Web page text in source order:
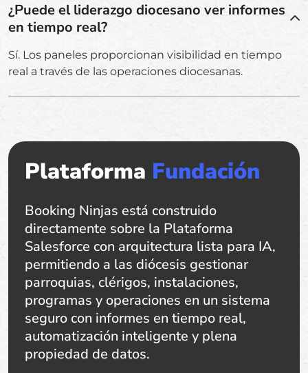
¿Puede el liderazgo diocesano ver informes
en tiempo real?
Sí. Los paneles proporcionan visibilidad en tiempo
real a través de las operaciones diocesanas.
Plataforma Fundación
Booking Ninjas está construido
directamente sobre la Plataforma
Salesforce con arquitectura lista para IA,
permitiendo a las diócesis gestionar
parroquias, clérigos, instalaciones,
programas y operaciones en un sistema
seguro con informes en tiempo real,
automatización inteligente y plena
propiedad de datos.